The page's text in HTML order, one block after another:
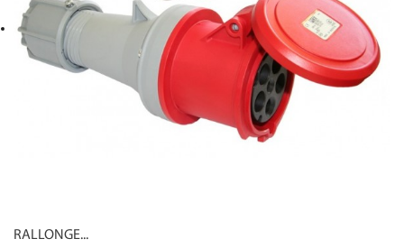
RALLONGE...